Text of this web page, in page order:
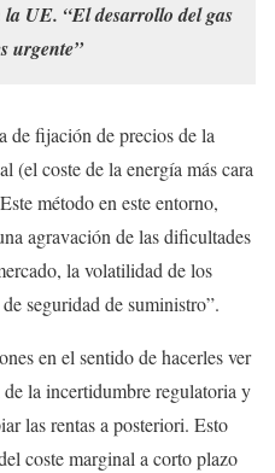
UE. “El desarrollo del gas
urgente”
de fijación de precios de la
(el coste de la energía más cara
método en este entorno,
agravación de las dificultades
la volatilidad de los
seguridad de suministro”.
en el sentido de hacerles ver
la incertidumbre regulatoria y
las rentas a posteriori. Esto
coste marginal a corto plazo